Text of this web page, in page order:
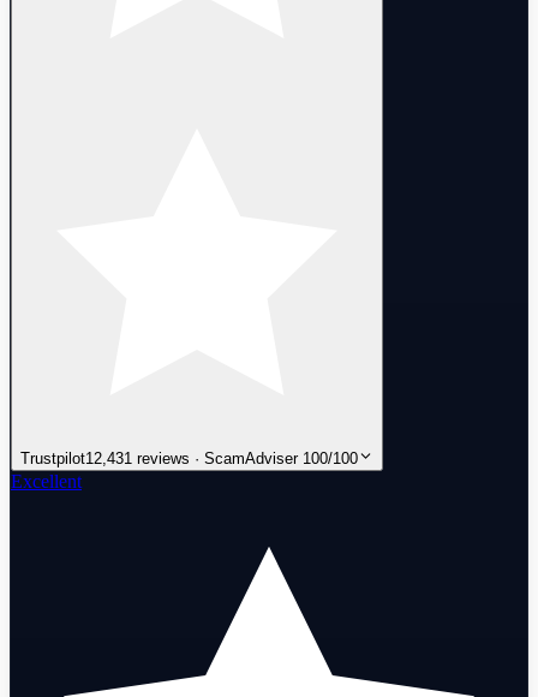
Trustpilot12,431 reviews · ScamAdviser 100/100
Excellent